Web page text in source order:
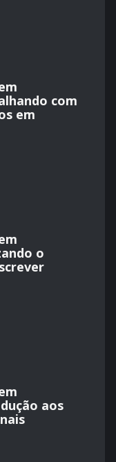
com
em
o
aos